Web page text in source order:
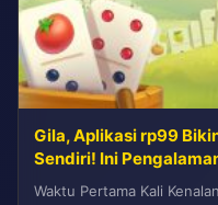
Gila, Aplikasi rp99
Sendiri! Ini
Waktu Pertama Kali